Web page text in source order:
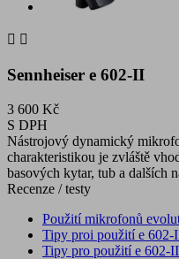
 
Sennheiser e 602-II
3 600 Kč
S DPH
Nástrojový dynamický
charakteristikou je zvláště
basových kytar, tub a dalších
Recenze / testy
Použití mikrofonů
Tipy proi použití e 602-
Tipy pro použití e 602-